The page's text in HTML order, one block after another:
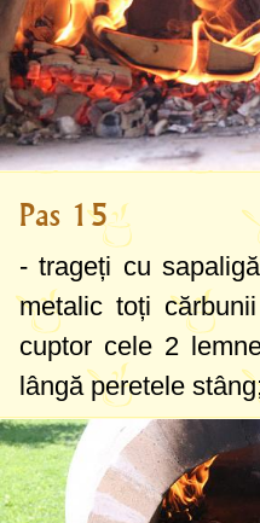
Pas 15
- trageți cu
metalic toți
cuptor cele 2
lângă peretele